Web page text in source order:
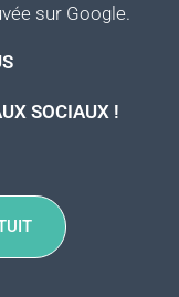
sur Google.
SOCIAUX !